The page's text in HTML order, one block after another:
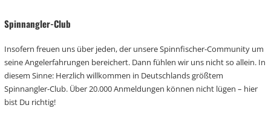
Spinnangler-Club
Insofern freuen uns über jeden, der unsere Spinnfischer-Community um
seine Angelerfahrungen bereichert. Dann fühlen wir uns nicht so allein. In
diesem Sinne: Herzlich willkommen in Deutschlands größtem
Spinnangler-Club. Über 20.000 Anmeldungen können nicht lügen – hier
bist Du richtig!